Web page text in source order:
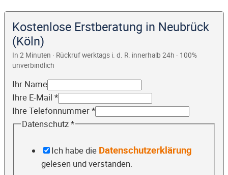
Kostenlose Erstberatung in Neubrück
(Köln)
In 2 Minuten · Rückruf werktags i. d. R. innerhalb 24h · 100%
unverbindlich
Ihr Name
Ihre E-Mail *
Ihre Telefonnummer*
Datenschutz*
Ich habe die Datenschutzerklärung
gelesen und verstanden.